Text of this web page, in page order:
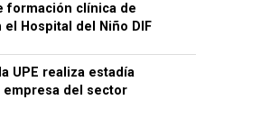
formación clínica de
Hospital del Niño DIF
UPE realiza estadía
del sector